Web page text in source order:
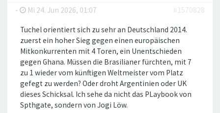
- Mi 24. Jun 2026, 01:07 #1570828
Tuchel orientiert sich zu sehr an Deutschland 2014.
zuerst ein hoher Sieg gegen einen europäischen
Mitkonkurrenten mit 4 Toren, ein Unentschieden
gegen Ghana. Müssen die Brasilianer fürchten, mit 7
zu 1 wieder vom künftigen Weltmeister vom Platz
gefegt zu werden? Oder droht Argentinien oder UK
dieses Schicksal. Ich sehe da nicht das PLaybook von
Spthgate, sondern von Jogi Löw.